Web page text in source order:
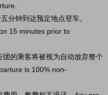
分钟到达预定地点登车。
15 minutes prior to
的乘客将被视为自动放弃整个
is 100% non-